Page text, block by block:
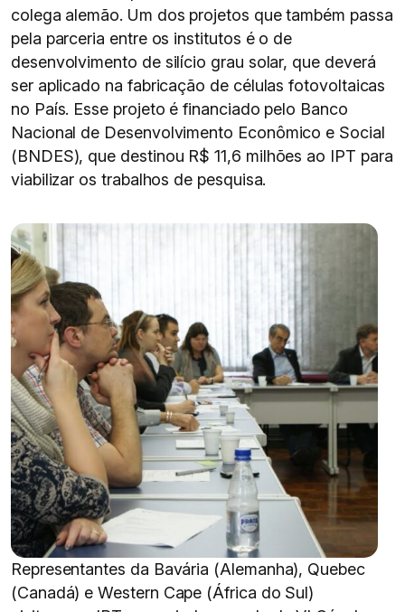
colega alemão. Um dos projetos que também passa
pela parceria entre os institutos é o de
desenvolvimento de silício grau solar, que deverá
ser aplicado na fabricação de células fotovoltaicas
no País. Esse projeto é financiado pelo Banco
Nacional de Desenvolvimento Econômico e Social
(BNDES), que destinou R$ 11,6 milhões ao IPT para
viabilizar os trabalhos de pesquisa.
Representantes da Bavária (Alemanha), Quebec
(Canadá) e Western Cape (África do Sul)